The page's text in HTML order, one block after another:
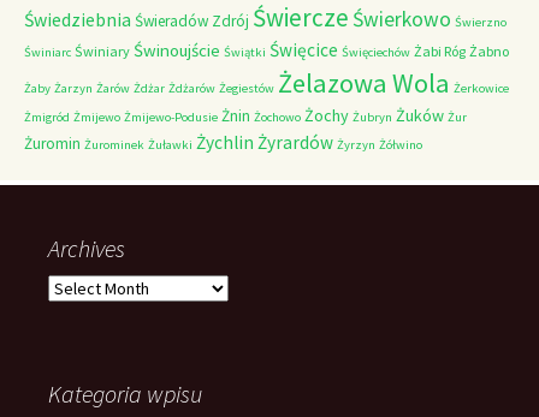
Świedziebnia Świeradów Zdrój Świercze Świerkowo Świerzno
Świniarc Świniary Świnoujście Świątki Święcice Święciechów Żabi Róg Żabno
Żaby Żarzyn Żarów Żdżar Żdżarów Żegiestów Żelazowa Wola Żerkowice
Żmigród Żmijewo Żmijewo-Podusie Żnin Żochowo Żochy Żubryn Żuków Żur
Żuromin Żurominek Żuławki Żychlin Żyrardów Żyrzyn Żółwino
Archives
Archives
Kategoria wpisu